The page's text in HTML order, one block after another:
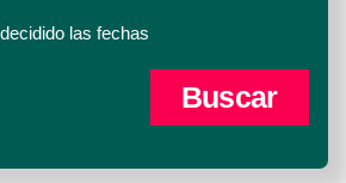
las fechas